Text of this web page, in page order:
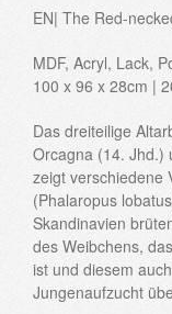
EN| The Red-
MDF, Acryl, Lack,
100 x 96 x 28cm |
Das dreiteilige
Orcagna (14. Jhd.)
zeigt verschiedene
(Phalaropus
Skandinavien
des Weibchens,
ist und diesem
Jungenaufzucht